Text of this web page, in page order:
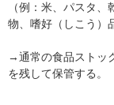
（例：米、パスタ
物、嗜好（しこう）
→通常の食品ストッ
を残して保管する。